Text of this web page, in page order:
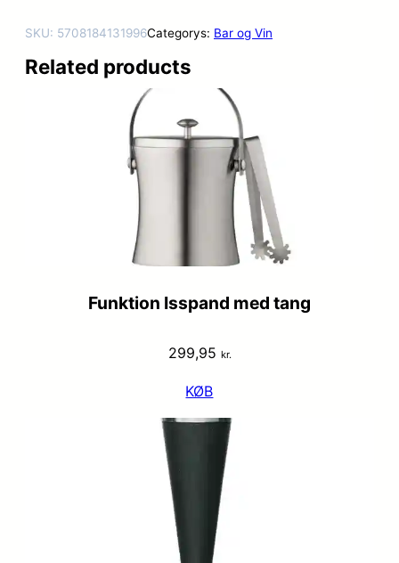
SKU: 5708184131996Categorys: Bar og Vin
Related products
Funktion Isspand med tang
299,95 kr.
KØB